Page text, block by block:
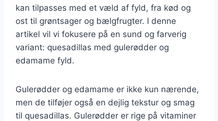
kan tilpasses med et væld af fyld, fra kød og
ost til grøntsager og bælgfrugter. I denne
artikel vil vi fokusere på en sund og farverig
variant: quesadillas med gulerødder og
edamame fyld.
Gulerødder og edamame er ikke kun nærende,
men de tilføjer også en dejlig tekstur og smag
til quesadillas. Gulerødder er rige på vitaminer